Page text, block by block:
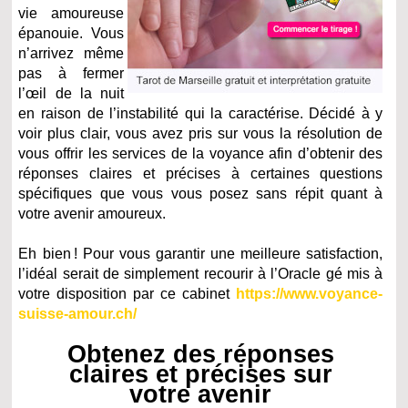
vie amoureuse
épanouie. Vous
n’arrivez même
pas à fermer
l’œil de la nuit
en raison de l’instabilité qui la caractérise. Décidé à y
voir plus clair, vous avez pris sur vous la résolution de
vous offrir les services de la voyance afin d’obtenir des
réponses claires et précises à certaines questions
spécifiques que vous vous posez sans répit quant à
votre avenir amoureux.
Eh bien ! Pour vous garantir une meilleure satisfaction,
l’idéal serait de simplement recourir à l’Oracle gé mis à
votre disposition par ce cabinet https://www.voyance-
suisse-amour.ch/
Obtenez des réponses
claires et précises sur
votre avenir